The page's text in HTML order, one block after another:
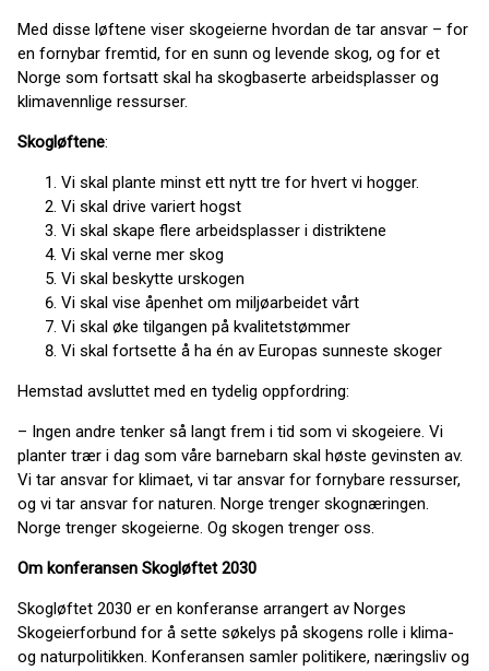
Med disse løftene viser skogeierne hvordan de tar ansvar – for
en fornybar fremtid, for en sunn og levende skog, og for et
Norge som fortsatt skal ha skogbaserte arbeidsplasser og
klimavennlige ressurser.
Skogløftene:
Vi skal plante minst ett nytt tre for hvert vi hogger.
Vi skal drive variert hogst
Vi skal skape flere arbeidsplasser i distriktene
Vi skal verne mer skog
Vi skal beskytte urskogen
Vi skal vise åpenhet om miljøarbeidet vårt
Vi skal øke tilgangen på kvalitetstømmer
Vi skal fortsette å ha én av Europas sunneste skoger
Hemstad avsluttet med en tydelig oppfordring:
– Ingen andre tenker så langt frem i tid som vi skogeiere. Vi
planter trær i dag som våre barnebarn skal høste gevinsten av.
Vi tar ansvar for klimaet, vi tar ansvar for fornybare ressurser,
og vi tar ansvar for naturen. Norge trenger skognæringen.
Norge trenger skogeierne. Og skogen trenger oss.
Om konferansen Skogløftet 2030
Skogløftet 2030 er en konferanse arrangert av Norges
Skogeierforbund for å sette søkelys på skogens rolle i klima-
og naturpolitikken. Konferansen samler politikere, næringsliv og